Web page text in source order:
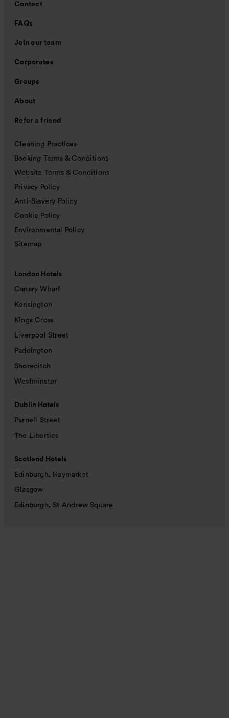
Contact
FAQs
Join our team
Corporates
Groups
About
Refer a friend
Cleaning Practices
Booking Terms & Conditions
Website Terms & Conditions
Privacy Policy
Anti-Slavery Policy
Cookie Policy
Environmental Policy
Sitemap
London Hotels
Canary Wharf
Kensington
Kings Cross
Liverpool Street
Paddington
Shoreditch
Westminster
Dublin Hotels
Parnell Street
The Liberties
Scotland Hotels
Edinburgh, Haymarket
Glasgow
Edinburgh, St Andrew Square